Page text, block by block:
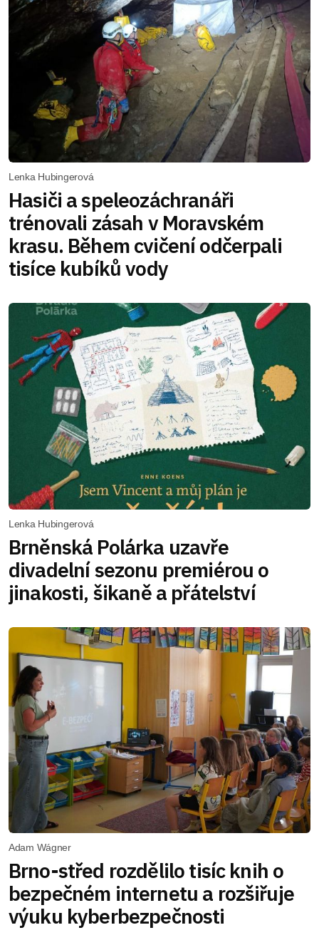
Lenka Hubingerová
Hasiči a speleozáchranáři
trénovali zásah v Moravském
krasu. Během cvičení odčerpali
tisíce kubíků vody
Lenka Hubingerová
Brněnská Polárka uzavře
divadelní sezonu premiérou o
jinakosti, šikaně a přátelství
Adam Wágner
Brno-střed rozdělilo tisíc knih o
bezpečném internetu a rozšiřuje
výuku kyberbezpečnosti